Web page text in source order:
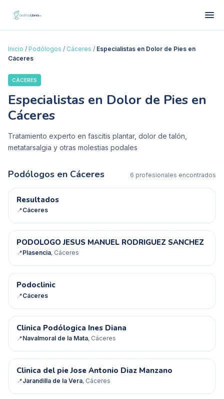
Inicio / Podólogos / Cáceres / Especialistas en Dolor de Pies en
Cáceres
CÁCERES
Especialistas en Dolor de Pies en
Cáceres
Tratamiento experto en fascitis plantar, dolor de talón,
metatarsalgia y otras molestias podales
Podólogos en Cáceres 6 profesionales encontrados
R
Resultados
📍Cáceres
PJ
PODOLOGO JESUS MANUEL RODRIGUEZ SANCHEZ
📍Plasencia, Cáceres
PPodoclinic
📍Cáceres
CP
Clinica Podólogica Ines Diana
📍Navalmoral de la Mata, Cáceres
CD
Clinica del pie Jose Antonio Diaz Manzano
📍Jarandilla de la Vera, Cáceres